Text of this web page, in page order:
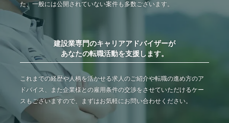
た、一般には公開されていない案件も多数ございます。
建設業専門のキャリアアドバイザーが
あなたの転職活動を支援します。
これまでの経歴や人柄を活かせる求人のご紹介や転職の進め方のア
ドバイス、また企業様との雇用条件の交渉をさせていただけるケー
スもございますので、まずはお気軽にお問い合わせください。